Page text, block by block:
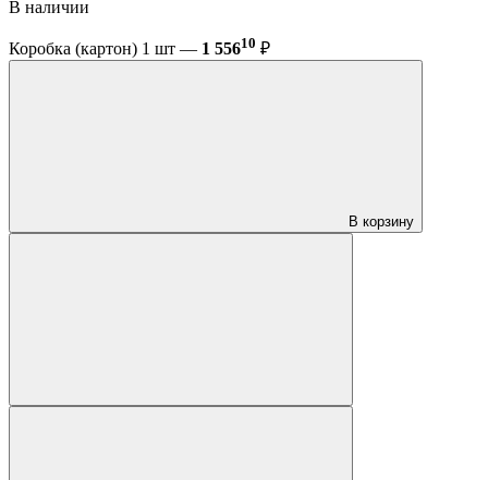
В наличии
Коробка (картон) 1 шт — 1 55610 ₽
В корзину